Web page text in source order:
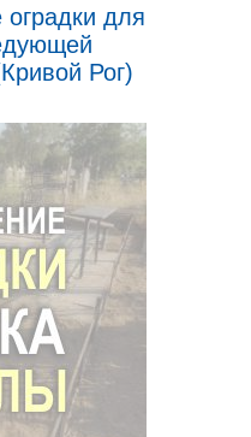
для
Рог)